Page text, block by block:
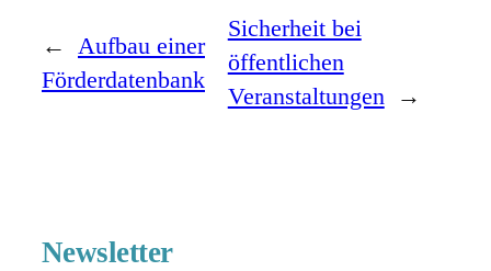
←
Aufbau einer
Förderdatenbank
Sicherheit bei
öffentlichen
Veranstaltungen
→
Newsletter